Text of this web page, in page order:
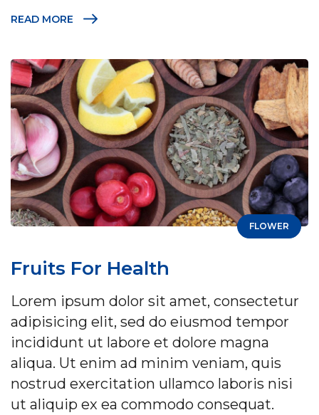
READ MORE
FLOWER
Fruits For Health
Lorem ipsum dolor sit amet, consectetur
adipisicing elit, sed do eiusmod tempor
incididunt ut labore et dolore magna
aliqua. Ut enim ad minim veniam, quis
nostrud exercitation ullamco laboris nisi
ut aliquip ex ea commodo consequat.